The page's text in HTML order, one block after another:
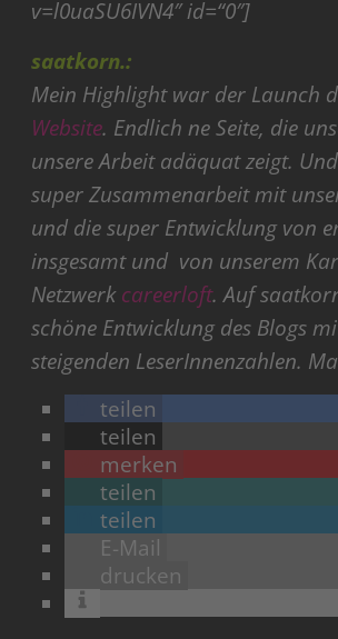
v=l0uaSU6IVN4″ id=“0″]
saatkorn.:
Mein Highlight war der Launch
Website. Endlich ne Seite, die
unsere Arbeit adäquat zeigt.
super Zusammenarbeit mit
und die super Entwicklung von
insgesamt und von unserem
Netzwerkcareerloft. Auf
schöne Entwicklung des Blogs
steigenden LeserInnenzahlen.
teilen
teilen
merken
teilen
teilen
E-Mail
drucken